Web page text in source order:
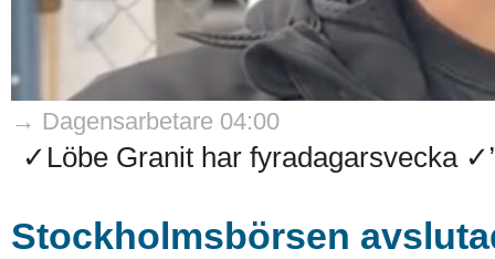
→ Dagensarbetare 04:00
✓Löbe Granit har fyradagarsvecka
Stockholmsbörsen